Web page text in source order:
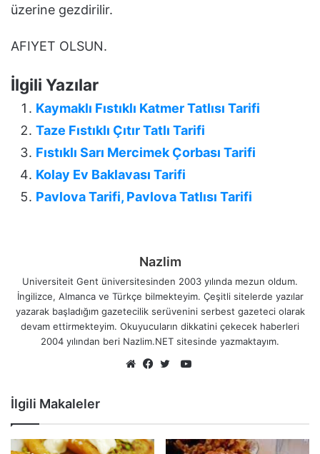
üzerine gezdirilir.
AFIYET OLSUN.
İlgili Yazılar
Kaymaklı Fıstıklı Katmer Tatlısı Tarifi
Taze Fıstıklı Çıtır Tatlı Tarifi
Fıstıklı Sarı Mercimek Çorbası Tarifi
Kolay Ev Baklavası Tarifi
Pavlova Tarifi, Pavlova Tatlısı Tarifi
Nazlim
Universiteit Gent üniversitesinden 2003 yılında mezun oldum.
İngilizce, Almanca ve Türkçe bilmekteyim. Çeşitli sitelerde yazılar
yazarak başladığım gazetecilik serüvenini serbest gazeteci olarak
devam ettirmekteyim. Okuyucuların dikkatini çekecek haberleri
2004 yılından beri Nazlim.NET sitesinde yazmaktayım.
YouTube
İlgili Makaleler